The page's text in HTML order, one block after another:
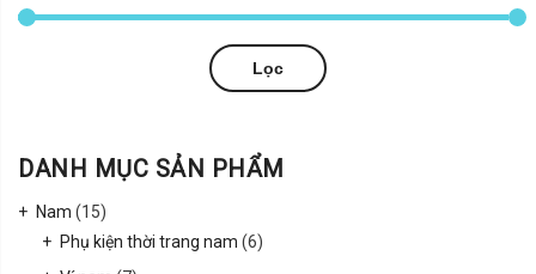
Giá
tối
Giá
tối
Lọc
DANH MỤC SẢN PHẨM
Nam (15)
Phụ kiện thời trang nam (6)